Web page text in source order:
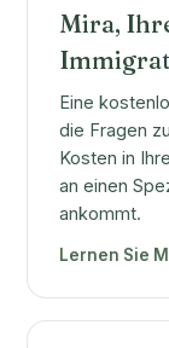
Mira,
Eine
die Fragen
Kosten in
an einen
ankommt.
Lernen Sie